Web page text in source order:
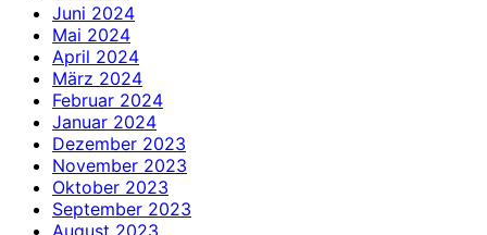
Juni 2024
Mai 2024
April 2024
März 2024
Februar 2024
Januar 2024
Dezember 2023
November 2023
Oktober 2023
September 2023